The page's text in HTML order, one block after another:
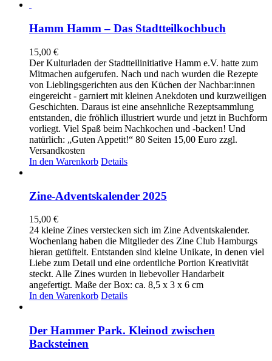
Hamm Hamm – Das Stadtteilkochbuch
15,00 €
Der Kulturladen der Stadtteilinitiative Hamm e.V. hatte zum
Mitmachen aufgerufen. Nach und nach wurden die Rezepte
von Lieblingsgerichten aus den Küchen der Nachbar:innen
eingereicht - garniert mit kleinen Anekdoten und kurzweiligen
Geschichten. Daraus ist eine ansehnliche Rezeptsammlung
entstanden, die fröhlich illustriert wurde und jetzt in Buchform
vorliegt. Viel Spaß beim Nachkochen und -backen! Und
natürlich: „Guten Appetit!“ 80 Seiten 15,00 Euro zzgl.
Versandkosten
In den Warenkorb Details
Zine-Adventskalender 2025
15,00 €
24 kleine Zines verstecken sich im Zine Adventskalender.
Wochenlang haben die Mitglieder des Zine Club Hamburgs
hieran getüftelt. Entstanden sind kleine Unikate, in denen viel
Liebe zum Detail und eine ordentliche Portion Kreativität
steckt. Alle Zines wurden in liebevoller Handarbeit
angefertigt. Maße der Box: ca. 8,5 x 3 x 6 cm
In den Warenkorb Details
Der Hammer Park. Kleinod zwischen
Backsteinen